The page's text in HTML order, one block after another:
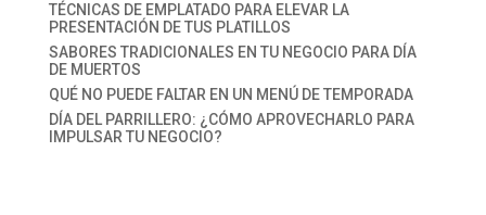
TÉCNICAS DE EMPLATADO PARA ELEVAR LA
PRESENTACIÓN DE TUS PLATILLOS
SABORES TRADICIONALES EN TU NEGOCIO PARA DÍA
DE MUERTOS
QUÉ NO PUEDE FALTAR EN UN MENÚ DE TEMPORADA
DÍA DEL PARRILLERO: ¿CÓMO APROVECHARLO PARA
IMPULSAR TU NEGOCIO?